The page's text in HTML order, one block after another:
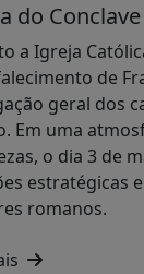
do
a Igreja
de
geral dos
Em uma
o dia 3 de
estratégicas
romanos.